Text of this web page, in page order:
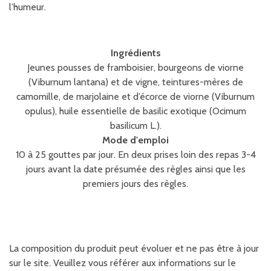
l’humeur.
Ingrédients
Jeunes pousses de framboisier, bourgeons de viorne
(Viburnum lantana) et de vigne, teintures-mères de
camomille, de marjolaine et d’écorce de viorne (Viburnum
opulus), huile essentielle de basilic exotique (Ocimum
basilicum L.).
Mode d'emploi
10 à 25 gouttes par jour. En deux prises loin des repas 3-4
jours avant la date présumée des règles ainsi que les
premiers jours des règles.
La composition du produit peut évoluer et ne pas être à jour
sur le site. Veuillez vous référer aux informations sur le